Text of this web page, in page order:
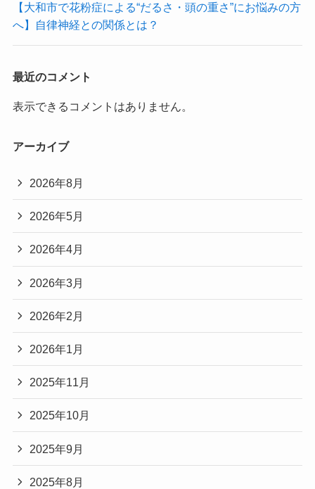
【大和市で花粉症による“だるさ・頭の重さ”にお悩みの方
へ】自律神経との関係とは？
最近のコメント
表示できるコメントはありません。
アーカイブ
2026年8月
2026年5月
2026年4月
2026年3月
2026年2月
2026年1月
2025年11月
2025年10月
2025年9月
2025年8月